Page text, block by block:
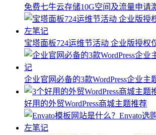
免费七牛云存储10G空间及流量申请
宝塔面板724运维节活动 企业版授权
企业官网必备的3款WordPress企业主
好用的外贸WordPress商城主题推荐